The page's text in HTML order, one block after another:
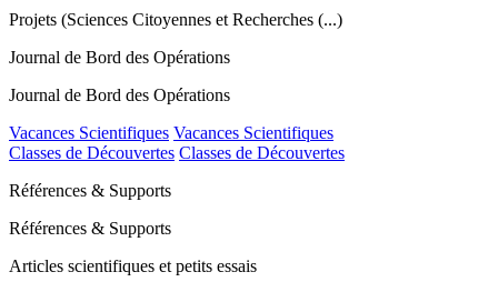
Projets (Sciences Citoyennes et Recherches (...)
Journal de Bord des Opérations
Journal de Bord des Opérations
Vacances Scientifiques Vacances Scientifiques
Classes de Découvertes Classes de Découvertes
Références & Supports
Références & Supports
Articles scientifiques et petits essais